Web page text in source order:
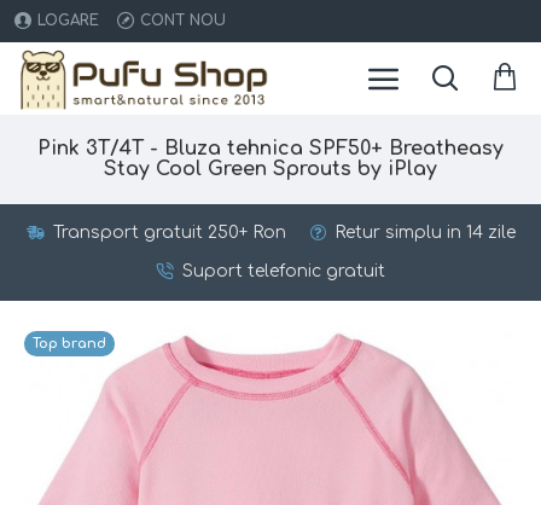
LOGARE CONT NOU
Pink 3T/4T - Bluza tehnica SPF50+ Breatheasy
Stay Cool Green Sprouts by iPlay
Transport gratuit 250+ Ron Retur simplu in 14 zile
Suport telefonic gratuit
Top brand